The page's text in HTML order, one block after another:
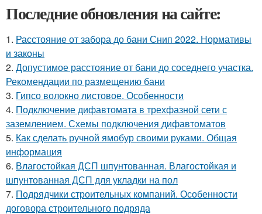
Последние обновления на сайте:
1. Расстояние от забора до бани Снип 2022. Нормативы
и законы
2. Допустимое расстояние от бани до соседнего участка.
Рекомендации по размещению бани
3. Гипсо волокно листовое. Особенности
4. Подключение дифавтомата в трехфазной сети с
заземлением. Схемы подключения дифавтоматов
5. Как сделать ручной ямобур своими руками. Общая
информация
6. Влагостойкая ДСП шпунтованная. Влагостойкая и
шпунтованная ДСП для укладки на пол
7. Подрядчики строительных компаний. Особенности
договора строительного подряда